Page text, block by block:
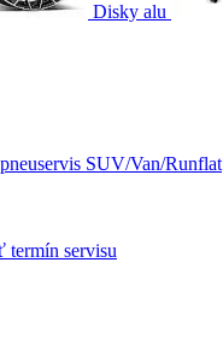
Disky alu
SUV/Van/Runflat
termín servisu